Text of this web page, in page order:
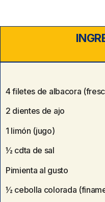
4 filetes de albacora
2 dientes de ajo
1 limón (jugo)
½ cdta de sal
Pimienta al gusto
½ cebolla colorada